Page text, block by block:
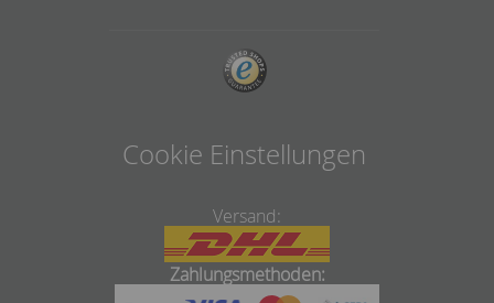
Cookie Einstellungen
Versand:
Zahlungsmethoden: